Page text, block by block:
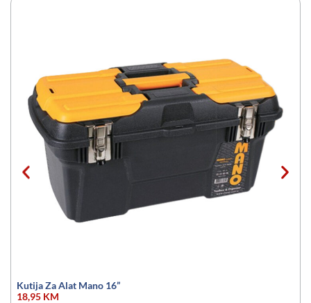
Kutija Za Alat Mano 16”
18,95 KM